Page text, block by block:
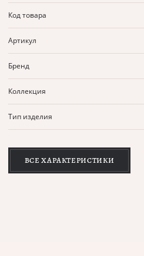
Код товара
Артикул
Бренд
Коллекция
Тип изделия
ВСЕ ХАРАКТЕРИСТИКИ